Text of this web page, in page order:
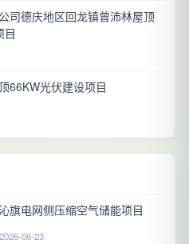
司德庆地区回龙镇曾沛林屋顶
目
66KW光伏建设项目
旗电网侧压缩空气储能项目
06-23